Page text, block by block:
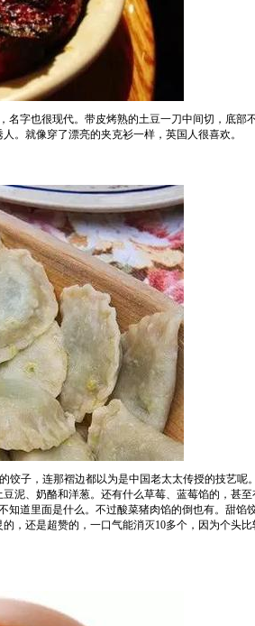
名字也很现代。带皮烤熟的土豆一刀中间切，底部
。就像穿了漂亮的夹克衫一样，英国人很喜欢。
饺子，连那褶边都以为是中国老太太传授的技艺呢
泥、奶酪和洋葱。还有什么草莓、蓝莓馅的，甚至
知道里面是什么。不过酸菜猪肉馅的倒也有。甜馅
，还是超赞的，一口气能消灭10多个，因为个头比